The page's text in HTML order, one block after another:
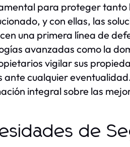
para proteger tanto
y con ellas, las
una primera línea de
avanzadas como la
vigilar sus
cualquier
integral sobre las
de